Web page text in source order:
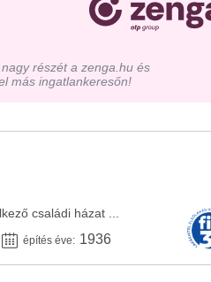
részét a zenga.hu és
más ingatlankeresőn!
családi házat ...
építés éve: 1936